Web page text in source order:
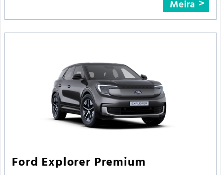
Meira
Ford Explorer Premium